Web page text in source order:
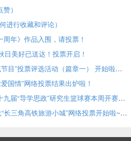
）
进行收藏和评论）
年》作品入围，请投票！
日美好已送达！投票开启！
2022年圆梦舞蹈“最具人气节目”投票评选活动（篇章一） 开始啦
国情”网络投票结果出炉啦！
微信人气奖投票！山大第十九届“导学思政”研究生篮球赛本周开赛！
为宿迁泗阳打Call！第二批“长三角高铁旅游小城”网络投票开始啦~